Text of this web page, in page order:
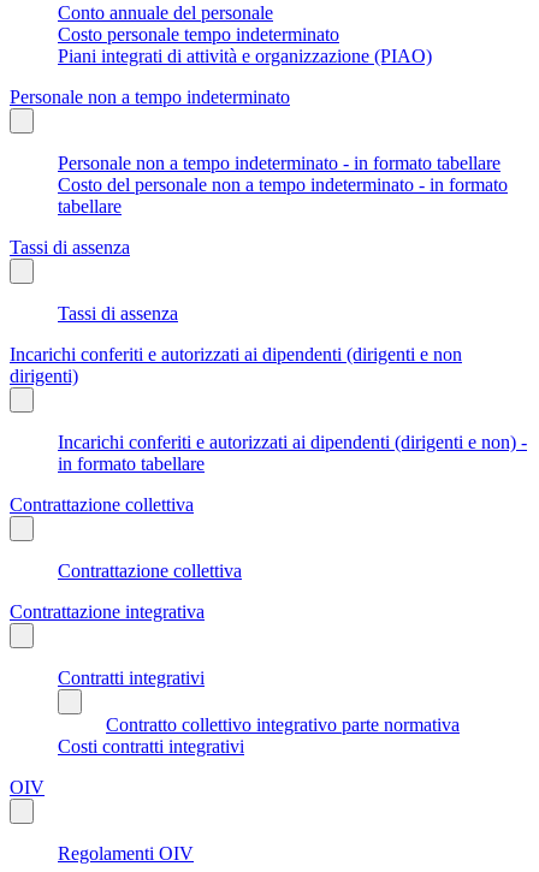
Conto annuale del personale
Costo personale tempo indeterminato
Piani integrati di attività e organizzazione (PIAO)
Personale non a tempo indeterminato
Personale non a tempo indeterminato - in formato tabellare
Costo del personale non a tempo indeterminato - in formato
tabellare
Tassi di assenza
Tassi di assenza
Incarichi conferiti e autorizzati ai dipendenti (dirigenti e non
dirigenti)
Incarichi conferiti e autorizzati ai dipendenti (dirigenti e non) -
in formato tabellare
Contrattazione collettiva
Contrattazione collettiva
Contrattazione integrativa
Contratti integrativi
Contratto collettivo integrativo parte normativa
Costi contratti integrativi
OIV
Regolamenti OIV